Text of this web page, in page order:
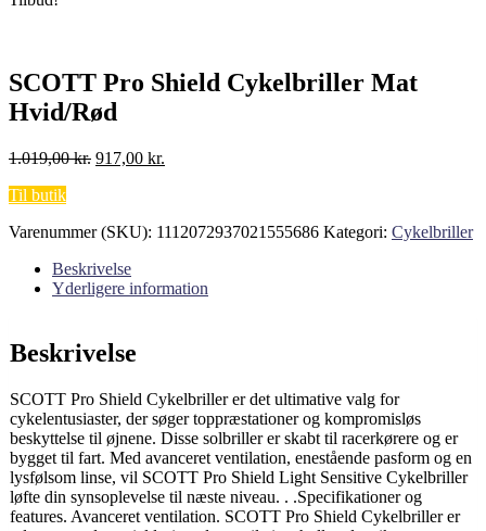
SCOTT Pro Shield Cykelbriller Mat
Hvid/Rød
1.019,00kr. Den
1.019,00 kr..
917,00 kr.
917,00 kr..
Til butik
Varenummer (SKU): 1112072937021555686 Kategori: Cykelbriller
Beskrivelse
Yderligere information
Beskrivelse
SCOTT Pro Shield Cykelbriller er det ultimative valg for
cykelentusiaster, der søger toppræstationer og kompromisløs
beskyttelse til øjnene. Disse solbriller er skabt til racerkørere og er
bygget til fart. Med avanceret ventilation, enestående pasform og en
lysfølsom linse, vil SCOTT Pro Shield Light Sensitive Cykelbriller
løfte din synsoplevelse til næste niveau. . .Specifikationer og
features. Avanceret ventilation. SCOTT Pro Shield Cykelbriller er